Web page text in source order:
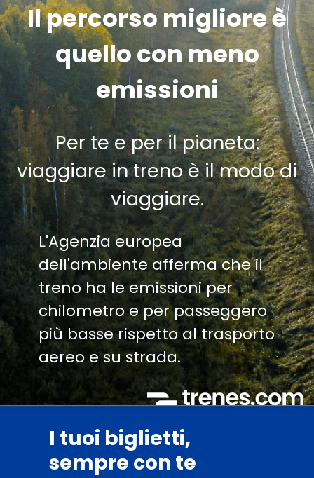
Il percorso migliore è
quello con meno
emissioni
Per te e per il pianeta:
viaggiare in treno è il modo di
viaggiare.
L'Agenzia europea
dell'ambiente afferma che il
treno ha le emissioni per
chilometro e per passeggero
più basse rispetto al trasporto
aereo e su strada.
I tuoi biglietti,
sempre con te